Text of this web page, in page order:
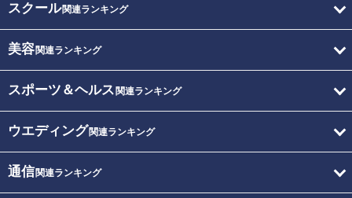
スクール関連ランキング
美容関連ランキング
スポーツ＆ヘルス 関連ランキング
ウエディング関連ランキング
通信関連ランキング